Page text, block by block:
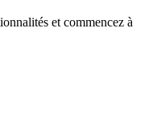
et commencez à